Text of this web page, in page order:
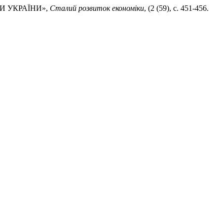
УКРАЇНИ», Сталий розвиток економіки, (2 (59), с. 451-456.